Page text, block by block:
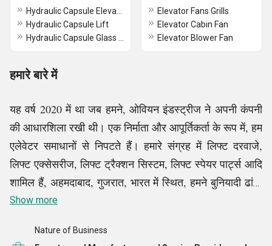
Hydraulic Capsule Lift
Elevator Fans Grills
Elevator Cabin Fan
Elevator Blower Fan
हमारे बारे में
यह वर्ष 2020 में था जब हमने, ओवियन इंडस्ट्रीज ने अपनी कंपनी
की आधारशिला रखी थी। एक निर्माता और आपूर्तिकर्ता के रूप में, हम
एलेवेटर समाधानों से निपटते हैं। हमारे संग्रह में लिफ्ट दरवाजे,
लिफ्ट एक्सेसरीज, लिफ्ट ट्रैक्शन सिस्टम, लिफ्ट स्पेयर पार्ट्स आदि
शामिल हैं, अहमदाबाद, गुजरात, भारत में स्थित, हमने बुनियादी ढांचा
विकसित किया है जो इसके संचालन में मजबूत और कुशल रहा है और
करता है। हम ग्राहकों की आवश्यकताओं को पूरा करने के लिए
Show more
Nature of Business